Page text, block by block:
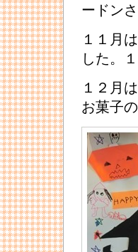
ードン
１１月
した。
１２月
お菓子